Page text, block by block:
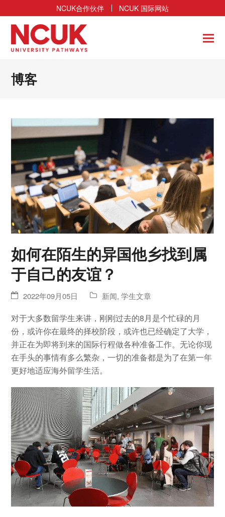
NCUK合作伙伴 NCUK 国际网站
博客
如何在陌生的异国他乡找到属
于自己的友谊？
2022年09月05日 新闻,学生文章
对于大多数留学生来讲，刚刚过去的8月是个忙碌的月
份，或许你在最终的择校阶段，或许也已经确定了大学，
并正在为即将到来的国际行程做各种准备工作。无论你现
在手头的事情有多么繁杂，一切的准备都是为了在第一年
更好地适应海外留学生活。